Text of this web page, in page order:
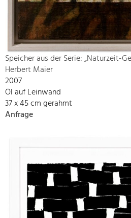
Speicher aus der Serie: „Naturzeit-
Herbert Maier
2007
Öl auf Leinwand
37 x 45 cm gerahmt
Anfrage